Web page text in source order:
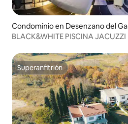
Condominio en Desenzano del
BLACK&WHITE PISCINA
Superanfitrión
Superanfitrión